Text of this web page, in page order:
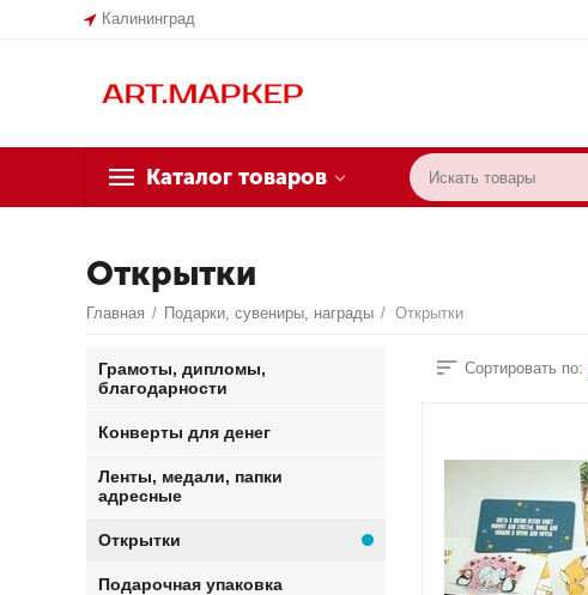
Калининград
Каталог товаров
Открытки
Главная / Подарки, сувениры, награды / Открытки
Сортировать по:
Грамоты, дипломы,
благодарности
Конверты для денег
Ленты, медали, папки
адресные
Открытки
Подарочная упаковка